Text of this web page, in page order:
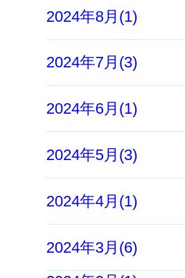
2024年8月(1)
2024年7月(3)
2024年6月(1)
2024年5月(3)
2024年4月(1)
2024年3月(6)